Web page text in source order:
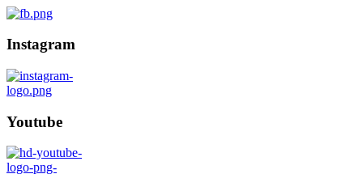
Instagram
Youtube